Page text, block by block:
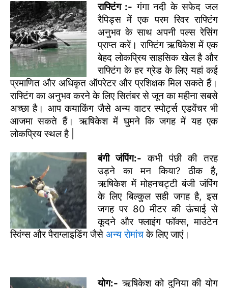
राफ्टिंग :- गंगा नदी के सफेद जल
रैपिड्स में एक परम रिवर राफ्टिंग
अनुभव के साथ अपनी पल्स रेसिंग
प्राप्त करें। राफ्टिंग ऋषिकेश में एक
बेहद लोकप्रिय साहसिक खेल है और
राफ्टिंग के हर ग्रेड के लिए यहां कई
प्रमाणित और अधिकृत ऑपरेटर और प्रशिक्षक मिल सकते हैं।
राफ्टिंग का अनुभव करने के लिए सितंबर से जून का महीना सबसे
अच्छा है। आप कयाकिंग जैसे अन्य वाटर स्पोर्ट्स एडवेंचर भी
आजमा सकते हैं। ऋषिकेश में घुमने कि जगह में यह एक
लोकप्रिय स्थल है |
बंगी जंपिंग:- कभी पंछी की तरह
उड़ने का मन किया? ठीक है,
ऋषिकेश में मोहनचट्टी बंजी जंपिंग
के लिए बिल्कुल सही जगह है, इस
जगह पर 80 मीटर की ऊंचाई से
कूदने और फ्लाइंग फॉक्स, माउंटेन
स्विंग्स और पैराग्लाइडिंग जैसे अन्य रोमांचके लिए जाएं।
योग:- ऋषिकेश को दुनिया की योग